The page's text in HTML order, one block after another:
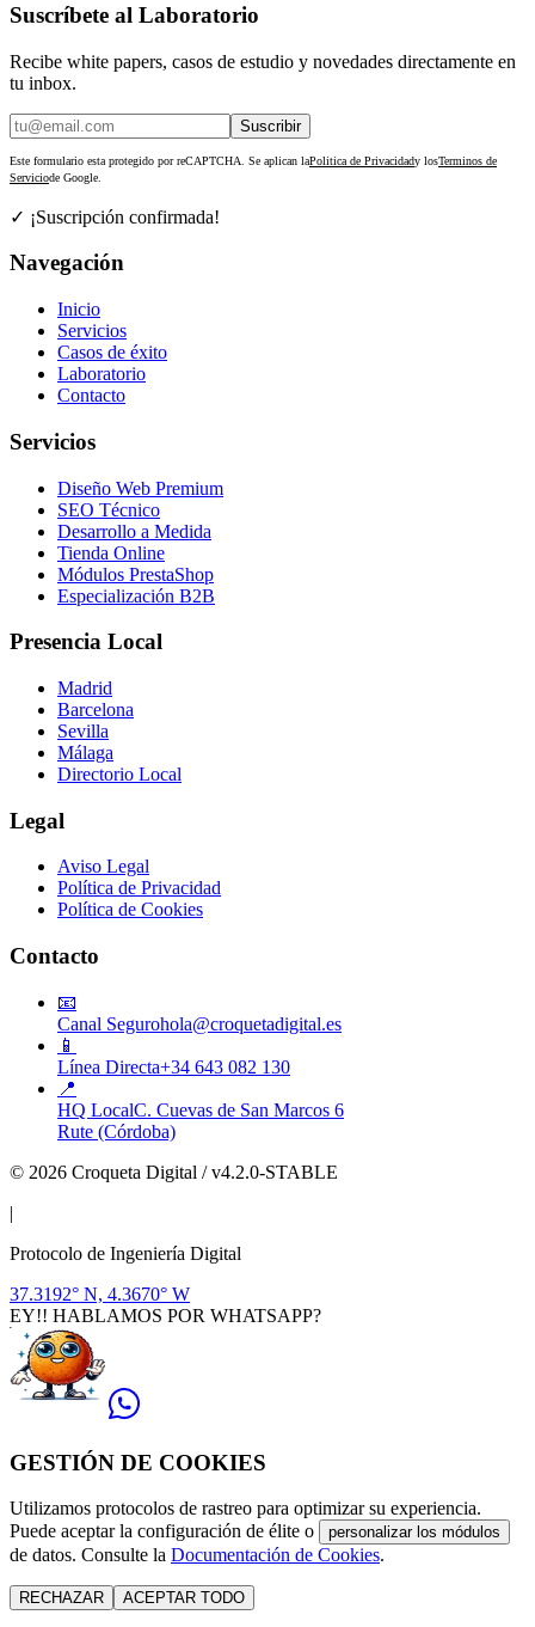
Suscríbete al Laboratorio
Recibe white papers, casos de estudio y novedades directamente en
tu inbox.
Suscribir
Este formulario esta protegido por reCAPTCHA. Se aplican laPolitica de Privacidady losTerminos de
Serviciode Google.
✓ ¡Suscripción confirmada!
Navegación
Inicio
Servicios
Casos de éxito
Laboratorio
Contacto
Servicios
Diseño Web Premium
SEO Técnico
Desarrollo a Medida
Tienda Online
Módulos PrestaShop
Especialización B2B
Presencia Local
Madrid
Barcelona
Sevilla
Málaga
Directorio Local
Legal
Aviso Legal
Política de Privacidad
Política de Cookies
Contacto
📧
Canal Segurohola@croquetadigital.es
📱
Línea Directa+34 643 082 130
📍
HQ LocalC. Cuevas de San Marcos 6
Rute (Córdoba)
© 2026 Croqueta Digital / v4.2.0-STABLE
|
Protocolo de Ingeniería Digital
37.3192° N, 4.3670° W
EY!! HABLAMOS POR WHATSAPP?
GESTIÓN DE COOKIES
Utilizamos protocolos de rastreo para optimizar su experiencia.
Puede aceptar la configuración de élite o
personalizar los módulos
de datos. Consulte la Documentación de Cookies.
RECHAZAR ACEPTAR TODO